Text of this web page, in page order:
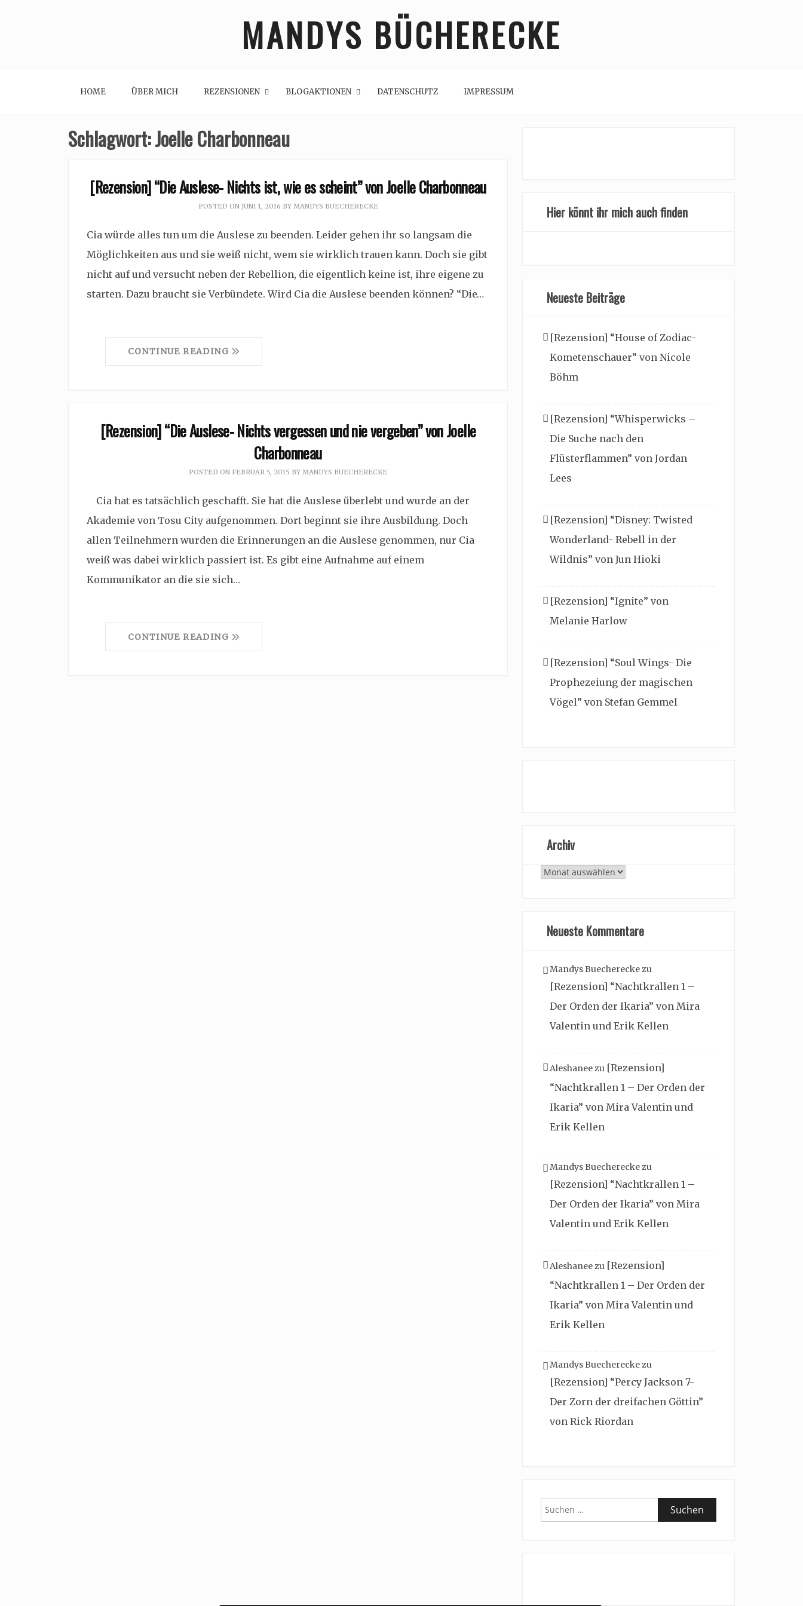
MANDYS BÜCHERECKE
HOME ÜBER MICH REZENSIONEN BLOGAKTIONEN DATENSCHUTZ IMPRESSUM
Schlagwort:Joelle Charbonneau
[Rezension] “Die Auslese- Nichts ist, wie es scheint” von Joelle Charbonneau
POSTED ON JUNI 1, 2016 BY MANDYS BUECHERECKE
Cia würde alles tun um die Auslese zu beenden. Leider gehen ihr so langsam die
Möglichkeiten aus und sie weiß nicht, wem sie wirklich trauen kann. Doch sie gibt
nicht auf und versucht neben der Rebellion, die eigentlich keine ist, ihre eigene zu
starten. Dazu braucht sie Verbündete. Wird Cia die Auslese beenden können? “Die…
CONTINUE READING
[Rezension] “Die Auslese- Nichts vergessen und nie vergeben” von Joelle
Charbonneau
POSTED ON FEBRUAR 5, 2015 BY MANDYS BUECHERECKE
Cia hat es tatsächlich geschafft. Sie hat die Auslese überlebt und wurde an der
Akademie von Tosu City aufgenommen. Dort beginnt sie ihre Ausbildung. Doch
allen Teilnehmern wurden die Erinnerungen an die Auslese genommen, nur Cia
weiß was dabei wirklich passiert ist. Es gibt eine Aufnahme auf einem
Kommunikator an die sie sich…
CONTINUE READING
Hier könnt ihr mich auch finden
Neueste Beiträge
[Rezension] “House of Zodiac-
Kometenschauer” von Nicole
Böhm
[Rezension] “Whisperwicks –
Die Suche nach den
Flüsterflammen” von Jordan
Lees
[Rezension] “Disney: Twisted
Wonderland- Rebell in der
Wildnis” von Jun Hioki
[Rezension] “Ignite” von
Melanie Harlow
[Rezension] “Soul Wings- Die
Prophezeiung der magischen
Vögel” von Stefan Gemmel
Archiv
Archiv
Neueste Kommentare
Mandys Buechereckezu
[Rezension] “Nachtkrallen 1 –
Der Orden der Ikaria” von Mira
Valentin und Erik Kellen
Aleshaneezu [Rezension]
“Nachtkrallen 1 – Der Orden der
Ikaria” von Mira Valentin und
Erik Kellen
Mandys Buechereckezu
[Rezension] “Nachtkrallen 1 –
Der Orden der Ikaria” von Mira
Valentin und Erik Kellen
Aleshaneezu [Rezension]
“Nachtkrallen 1 – Der Orden der
Ikaria” von Mira Valentin und
Erik Kellen
Mandys Buechereckezu
[Rezension] “Percy Jackson 7-
Der Zorn der dreifachen Göttin”
von Rick Riordan
Suchen
nach: